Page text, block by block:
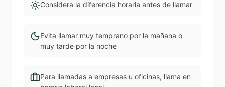
Considera la diferencia horaria antes de llamar
Evita llamar muy temprano por la mañana o
muy tarde por la noche
Para llamadas a empresas u oficinas, llama en